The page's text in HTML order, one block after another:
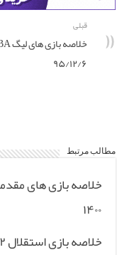
قبلی
۹۵/۱۲/۶
مطالب مرتبط
۱۴۰۰
خلاصه بازی استقلال ۲-۲ پرسپولیس دربی ۹۴